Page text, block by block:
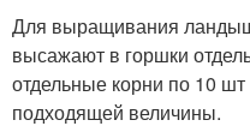
Для выращивания
высажают в горшки
отдельные корни по 10
подходящей величины.